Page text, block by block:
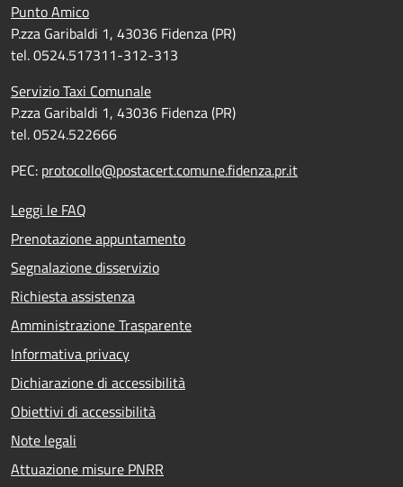
Punto Amico
P.zza Garibaldi 1, 43036 Fidenza (PR)
tel. 0524.517311-312-313
Servizio Taxi Comunale
P.zza Garibaldi 1, 43036 Fidenza (PR)
tel. 0524.522666
PEC: protocollo@postacert.comune.fidenza.pr.it
Leggi le FAQ
Prenotazione appuntamento
Segnalazione disservizio
Richiesta assistenza
Amministrazione Trasparente
Informativa privacy
Dichiarazione di accessibilità
Obiettivi di accessibilità
Note legali
Attuazione misure PNRR